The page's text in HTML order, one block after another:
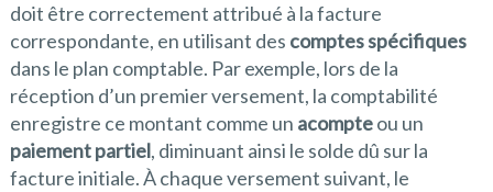
doit être correctement attribué à la facture
correspondante, en utilisant des comptes spécifiques
dans le plan comptable. Par exemple, lors de la
réception d’un premier versement, la comptabilité
enregistre ce montant comme un acompteou un
paiement partiel, diminuant ainsi le solde dû sur la
facture initiale. À chaque versement suivant, le